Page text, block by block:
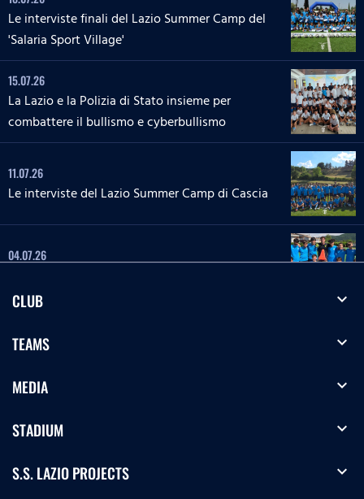
Le interviste finali del Lazio Summer Camp del
'Salaria Sport Village'
15.07.26
La Lazio e la Polizia di Stato insieme per
combattere il bullismo e cyberbullismo
11.07.26
Le interviste del Lazio Summer Camp di Cascia
04.07.26
Le interviste del Lazio Summer Camp del 'Green
'La Lepre e la tartaruga' - La squadra Speciale
CLUB expand_more
TEAMS expand_more
MEDIA expand_more
STADIUM expand_more
S.S. LAZIO PROJECTS expand_more